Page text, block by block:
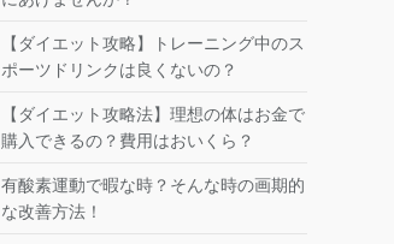
【ダイエット攻略】トレーニング中のス
ポーツドリンクは良くないの？
【ダイエット攻略法】理想の体はお金で
購入できるの？費用はおいくら？
有酸素運動で暇な時？そんな時の画期的
な改善方法！